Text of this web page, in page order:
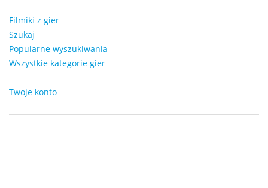
Filmiki z gier
Szukaj
Popularne wyszukiwania
Wszystkie kategorie gier
Twoje konto